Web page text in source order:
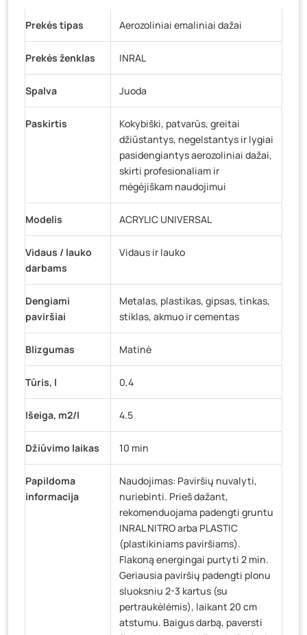
Prekės tipas Aerozoliniai emaliniai dažai
Prekės ženklas INRAL
Spalva Juoda
Paskirtis
Kokybiški, patvarūs, greitai
džiūstantys, negelstantys ir lygiai
pasidengiantys aerozoliniai dažai,
skirti profesionaliam ir
mėgėjiškam naudojimui
Modelis ACRYLIC UNIVERSAL
Vidaus / lauko
darbams
Vidaus ir lauko
Dengiami
paviršiai
Metalas, plastikas, gipsas, tinkas,
stiklas, akmuo ir cementas
Blizgumas Matinė
Tūris, l 0,4
Išeiga, m2/l 4.5
Džiūvimo laikas 10 min
Papildoma
informacija
Naudojimas: Paviršių nuvalyti,
nuriebinti. Prieš dažant,
rekomenduojama padengti gruntu
INRAL NITRO arba PLASTIC
(plastikiniams paviršiams).
Flakoną energingai purtyti 2 min.
Geriausia paviršių padengti plonu
sluoksniu 2-3 kartus (su
pertraukėlėmis), laikant 20 cm
atstumu. Baigus darbą, paversti